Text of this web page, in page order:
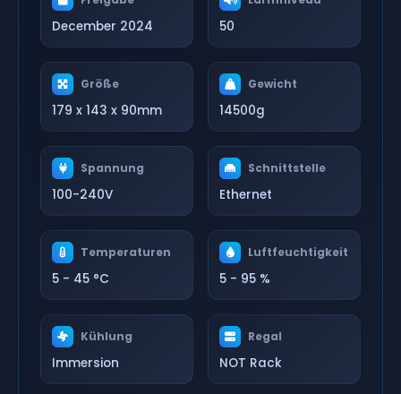
December 2024 50
Größe
179 x 143 x 90mm
Gewicht
14500g
Spannung
100-240V
Schnittstelle
Ethernet
Temperaturen
5 - 45 °C
Luftfeuchtigkeit
5 - 95 %
Kühlung
Immersion
Regal
NOT Rack